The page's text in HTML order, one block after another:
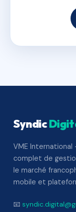
Syndic
VME
complet de
le marché
mobile et
📧